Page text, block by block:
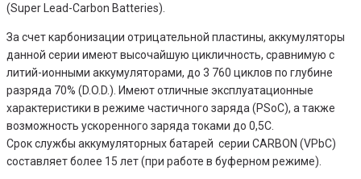
(Super Lead-Carbon Batteries).
За счет карбонизации отрицательной пластины, аккумуляторы
данной серии имеют высочайшую цикличность, сравнимую с
литий-ионными аккумуляторами, до 3 760 циклов по глубине
разряда 70% (D.O.D.). Имеют отличные эксплуатационные
характеристики в режиме частичного заряда (PSoC), а также
возможность ускоренного заряда токами до 0,5С.
Срок службы аккумуляторных батарей серии CARBON (VPbC)
составляет более 15 лет (при работе в буферном режиме).